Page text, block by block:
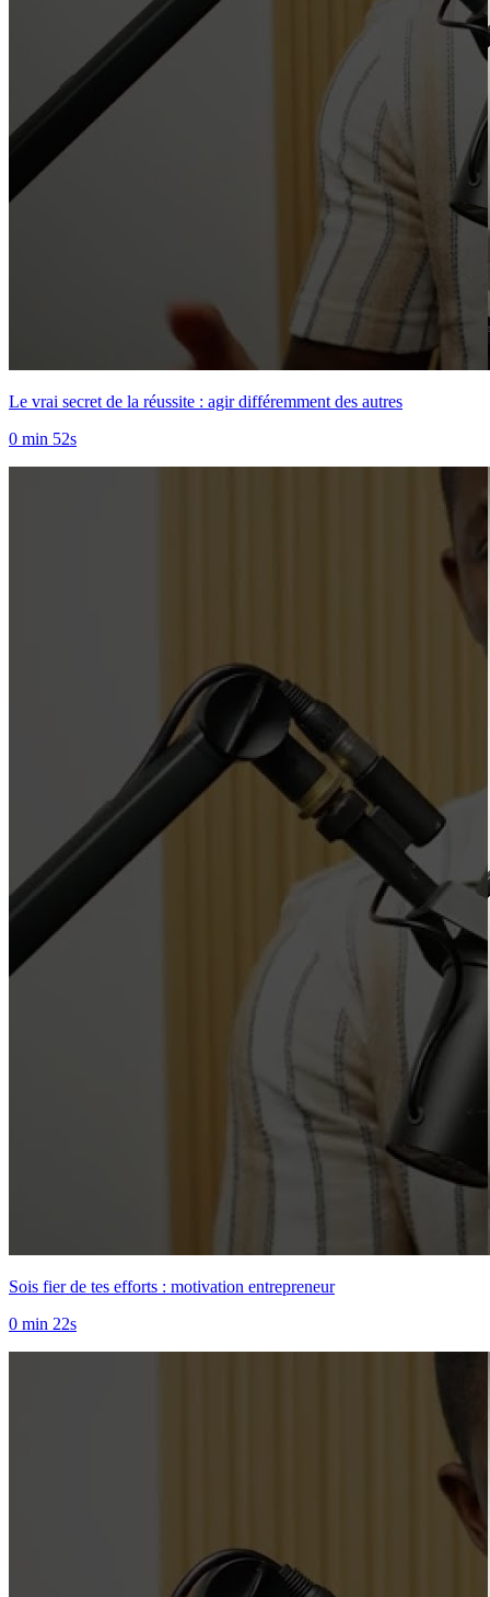
Le vrai secret de la réussite : agir différemment des autres
0 min 52s
Sois fier de tes efforts : motivation entrepreneur
0 min 22s